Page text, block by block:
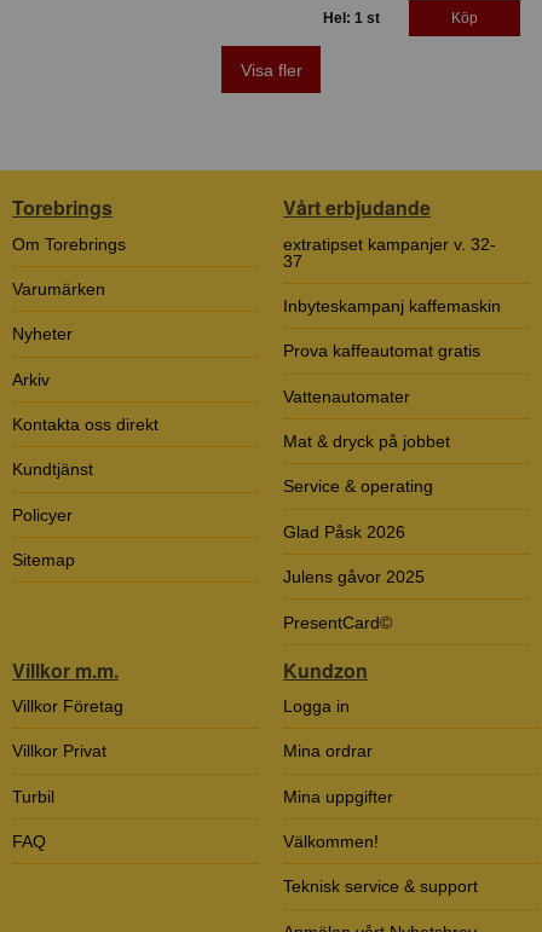
Hel: 1 st Köp
Visa fler
Torebrings
Om Torebrings
Varumärken
Nyheter
Arkiv
Kontakta oss direkt
Kundtjänst
Policyer
Sitemap
Vårt erbjudande
extratipset kampanjer v. 32-
37
Inbyteskampanj kaffemaskin
Prova kaffeautomat gratis
Vattenautomater
Mat & dryck på jobbet
Service & operating
Glad Påsk 2026
Julens gåvor 2025
PresentCard©
Villkor m.m.
Villkor Företag
Villkor Privat
Turbil
FAQ
Kundzon
Logga in
Mina ordrar
Mina uppgifter
Välkommen!
Teknisk service & support